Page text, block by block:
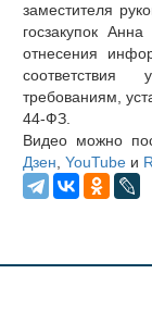
заместителя
госзакупок
отнесения
соответствия
требованиям,
44-ФЗ.
Видео можно
Дзен YouTube и